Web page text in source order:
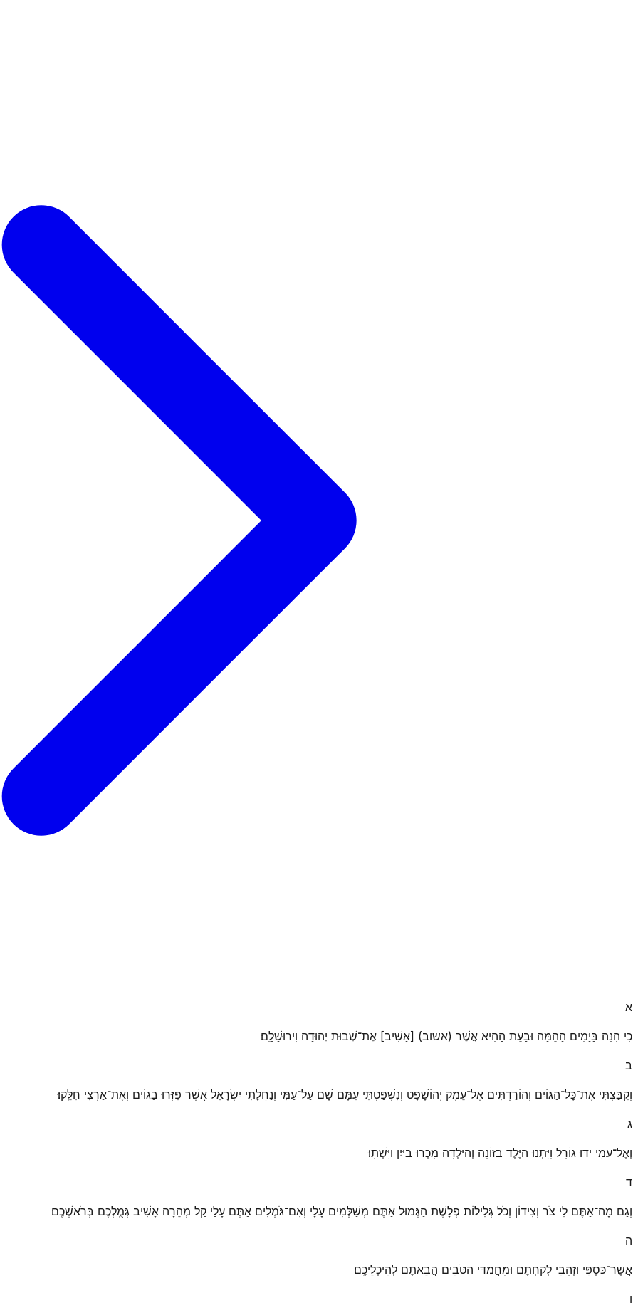
א
כִּי הִנֵּה בַּיָּמִים הָהֵמָּה וּבָעֵת הַהִיא אֲשֶׁר (אשוב) [אָשִׁיב] אֶת־שְׁבוּת יְהוּדָה וִירוּשָׁלָֽ͏ִם׃
ב
וְקִבַּצְתִּי אֶת־כׇּל־הַגּוֹיִם וְהוֹרַדְתִּים אֶל־עֵמֶק יְהוֹשָׁפָט וְנִשְׁפַּטְתִּי עִמָּם שָׁם עַל־עַמִּי וְנַחֲלָתִי יִשְׂרָאֵל אֲשֶׁר פִּזְּרוּ בַגּוֹיִם וְאֶת־אַרְצִי חִלֵּֽקוּ׃
ג
וְאֶל־עַמִּי יַדּוּ גוֹרָל וַֽיִּתְּנוּ הַיֶּלֶד בַּזּוֹנָה וְהַיַּלְדָּה מָכְרוּ בַיַּיִן וַיִּשְׁתּֽוּ׃
ד
וְגַם מָה־אַתֶּם לִי צֹר וְצִידוֹן וְכֹל גְּלִילוֹת פְּלָשֶׁת הַגְּמוּל אַתֶּם מְשַׁלְּמִים עָלָי וְאִם־גֹּמְלִים אַתֶּם עָלַי קַל מְהֵרָה אָשִׁיב גְּמֻֽלְכֶם בְּרֹאשְׁכֶֽם׃
ה
אֲשֶׁר־כַּסְפִּי וּזְהָבִי לְקַחְתֶּם וּמַֽחֲמַדַּי הַטֹּבִים הֲבֵאתֶם לְהֵיכְלֵיכֶֽם׃
ו